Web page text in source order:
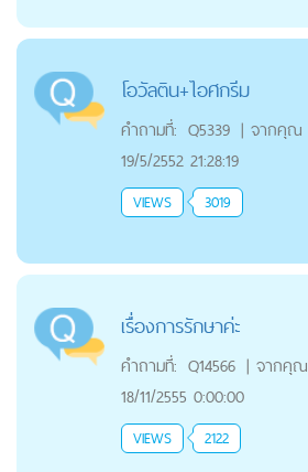
โอวัลติน+ไอศกรีม
คำถามที่: Q5339 | จากคุณ
19/5/2552 21:28:19
VIEWS 3019
เรื่องการรักษาค่ะ
คำถามที่: Q14566 | จากคุณ
18/11/2555 0:00:00
VIEWS 2122